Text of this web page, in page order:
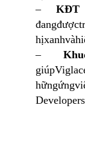
–
đangđược
hịxanhvà
–Khu
giúp
hữngứng